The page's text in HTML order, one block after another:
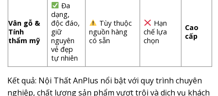
Vân gỗ &
Tính
thẩm mỹ
Đa
dạng,
độc đáo,
giữ
nguyên
vẻ đẹp
tự nhiên
Tùy thuộc
nguồn hàng
có sẵn
Hạn
chế lựa
chọn
Cao
cấp
Kết quả: Nội Thất AnPlus nổi bật với quy trình chuyên
nghiệp, chất lượng sản phẩm vượt trội và dịch vụ khách